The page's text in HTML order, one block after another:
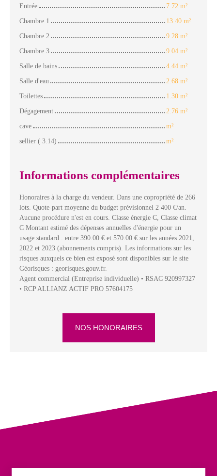
Entrée
7.72 m²
Chambre 1
13.40 m²
Chambre 2
9.28 m²
Chambre 3
9.04 m²
Salle de bains
4.44 m²
Salle d'eau
2.68 m²
Toilettes
1.30 m²
Dégagement
2.76 m²
cave
m²
sellier ( 3.14)
m²
Informations complémentaires
Honoraires à la charge du vendeur. Dans une copropriété de 266
lots. Quote-part moyenne du budget prévisionnel 2 400 €/an.
Aucune procédure n'est en cours. Classe énergie C, Classe climat
C Montant estimé des dépenses annuelles d'énergie pour un
usage standard : entre 390.00 € et 570.00 € sur les années 2021,
2022 et 2023 (abonnements compris). Les informations sur les
risques auxquels ce bien est exposé sont disponibles sur le site
Géorisques : georisques.gouv.fr.
Agent commercial (Entreprise individuelle) • RSAC 920997327
• RCP ALLIANZ ACTIF PRO 57604175
NOS HONORAIRES